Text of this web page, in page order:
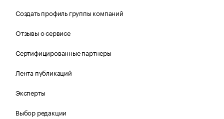
Создать профиль группы компаний
Отзывы о сервисе
Сертифицированные партнеры
Лента публикаций
Эксперты
Выбор редакции